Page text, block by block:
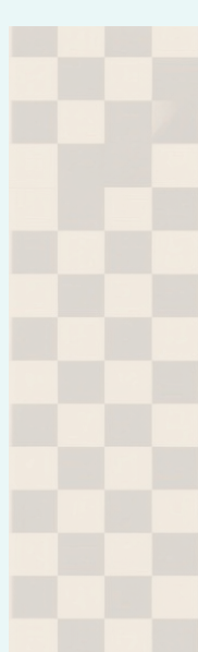
Перейти